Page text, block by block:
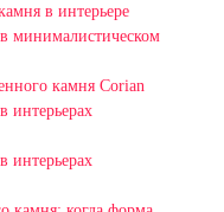
в интерьере
минималистическом
камня Corian
интерьерах
интерьерах